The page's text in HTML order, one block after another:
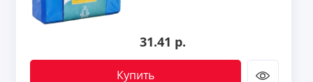
31.41 р.
Купить